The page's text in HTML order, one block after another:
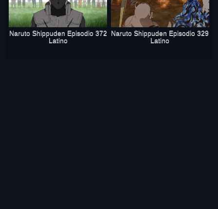
Naruto Shippuden Episodio 372
Latino
Naruto Shippuden Episodio 329
Latino